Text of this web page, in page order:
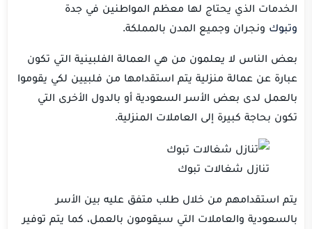
الخدمات الذي يحتاج لها معظم المواطنين في جدة
وتبوك ونجران وجميع المدن بالمملكة.
بعض الناس لا يعلمون من هي العمالة الفلبينية التي تكون
عبارة عن عمالة منزلية يتم استقدامها من فلبيين لكي يقوموا
بالعمل لدى بعض الأسر السعودية أو بالدول الأخرى التي
تكون بحاجة كبيرة إلى العاملات المنزلية.
تنازل شغالات تبوك
يتم استقدامهم من خلال طلب متفق عليه بين الأسر
بالسعودية والعاملات التي سيقومون بالعمل، كما يتم توفير